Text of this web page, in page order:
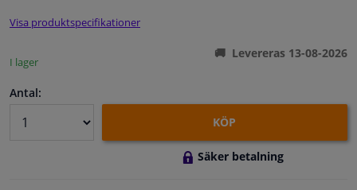
Husbil, motorcykel, cykel & båt
Sensorer & Elsystem
Visa produktspecifikationer
I lager
Levereras 13-08-2026
Antal:
KÖP
Säker betalning